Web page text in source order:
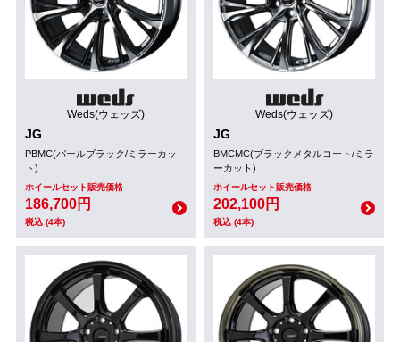
Weds(ウェッズ)
JG
PBMC(パールブラック/ミラーカッ
ト)
ホイールセット販売価格
186,700円
税込 (4本)
Weds(ウェッズ)
JG
BMCMC(ブラックメタルコート/ミラ
ーカット)
ホイールセット販売価格
202,100円
税込 (4本)